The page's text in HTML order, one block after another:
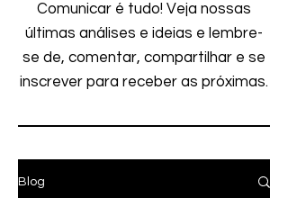
Comunicar é tudo! Veja nossas
últimas análises e ideias e lembre-
se de, comentar, compartilhar e se
inscrever para receber as próximas.
Blog